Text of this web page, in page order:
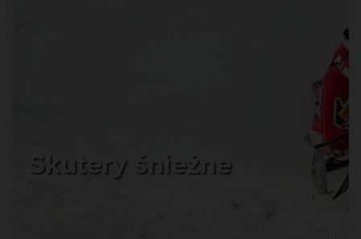
Skutery śnieżne